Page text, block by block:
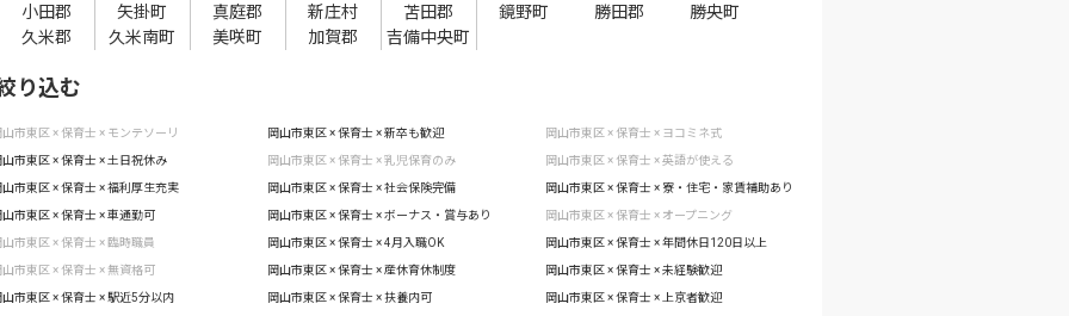
小田郡
矢掛町 真庭郡 新庄村 苫田郡 鏡野町 勝田郡
勝央町
久米郡
久米南町 美咲町 加賀郡 吉備中央町
り込む
市東区 × 保育士 × モンテソーリ 岡山市東区 × 保育士 × 新卒も歓迎 岡山市東区 × 保育士 × ヨコミネ式
市東区 × 保育士 × 土日祝休み 岡山市東区 × 保育士 × 乳児保育のみ 岡山市東区 × 保育士 × 英語が使える
市東区 × 保育士 × 福利厚生充実 岡山市東区 × 保育士 × 社会保険完備 岡山市東区 × 保育士 × 寮・住宅・家賃補助あり
市東区 × 保育士 × 車通勤可 岡山市東区 × 保育士 × ボーナス・賞与あり 岡山市東区 × 保育士 × オープニング
市東区 × 保育士 × 臨時職員 岡山市東区 × 保育士 × 4月入職OK 岡山市東区 × 保育士 × 年間休日120日以上
市東区 × 保育士 × 無資格可 岡山市東区 × 保育士 × 産休育休制度 岡山市東区 × 保育士 × 未経験歓迎
市東区 × 保育士 × 駅近5分以内 岡山市東区 × 保育士 × 扶養内可 岡山市東区 × 保育士 × 上京者歓迎